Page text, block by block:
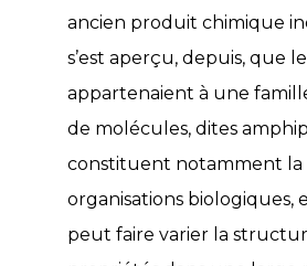
ancien produit chimique
s’est aperçu, depuis, que
appartenaient à une
de molécules, dites
constituent notamment la
organisations biologiques,
peut faire varier la